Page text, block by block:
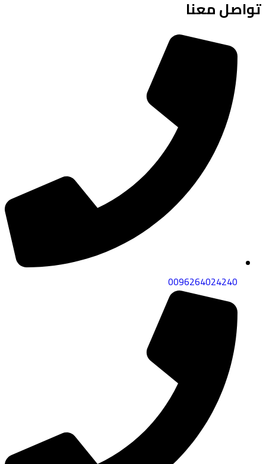
تواصل معنا
0096264024240